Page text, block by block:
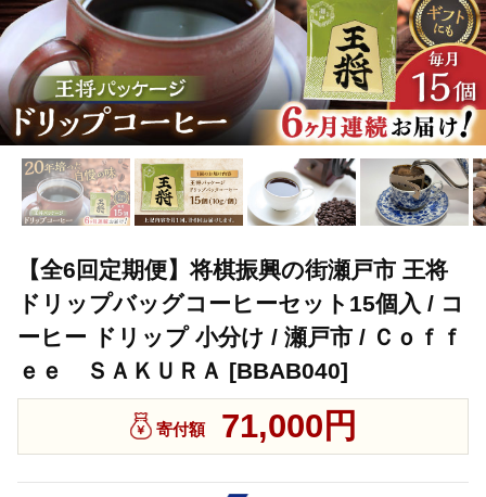
【全6回定期便】将棋振興の街瀬戸市 王将
ドリップバッグコーヒーセット15個入 / コ
ーヒー ドリップ 小分け / 瀬戸市 / Ｃｏｆｆ
ｅｅ ＳＡＫＵＲＡ [BBAB040]
寄付額 71,000円